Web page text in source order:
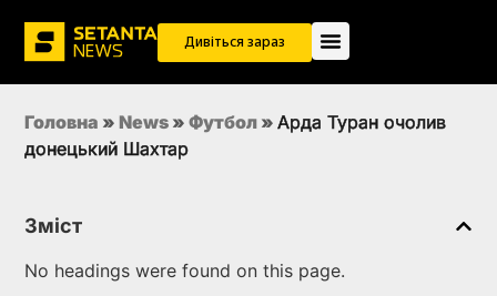
Дивіться зараз
Головна » News » Футбол » Арда Туран очолив
донецький Шахтар
Зміст
No headings were found on this page.